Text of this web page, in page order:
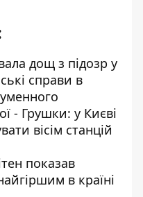
дощ з підозр у
справи в
- Грушки: у Києві
вісім станцій
показав
в країні